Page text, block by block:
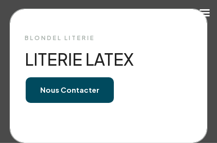
BLONDEL LITERIE
LITERIE LATEX
Nous Contacter